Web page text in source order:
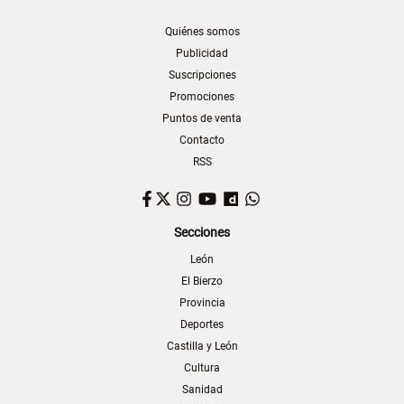
Quiénes somos
Publicidad
Suscripciones
Promociones
Puntos de venta
Contacto
RSS
Facebook
TwitterInstagram
YouTubeDailymotion
Secciones
León
El Bierzo
Provincia
Deportes
Castilla y León
Cultura
Sanidad